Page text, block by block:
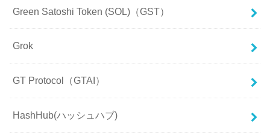
Green Satoshi Token (SOL)（GST）
Grok
GT Protocol（GTAI）
HashHub(ハッシュハブ)